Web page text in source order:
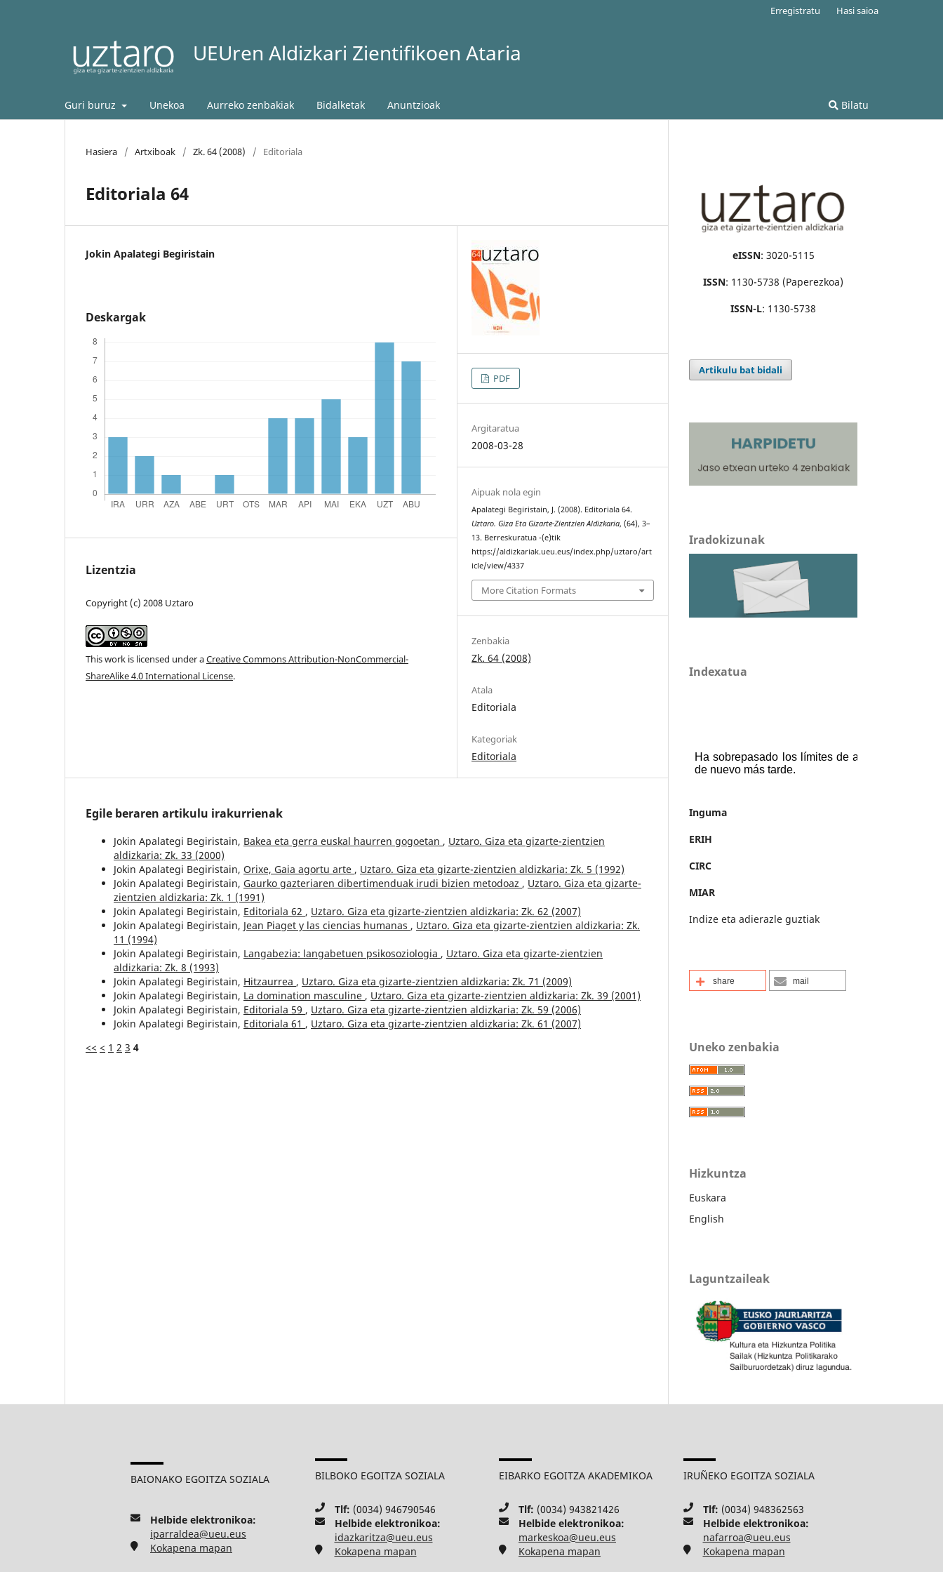
UEUren Aldizkari Zientifikoen Ataria
Guri buruz Unekoa Aurreko zenbakiak Bidalketak Anuntzioak Bilatu
Erregistratu Hasi saioa
Hasiera / Artxiboak / Zk. 64 (2008) / Editoriala
Editoriala 64
Jokin Apalategi Begiristain
Deskargak
Lizentzia
Copyright (c) 2008 Uztaro
This work is licensed under aCreative Commons Attribution-NonCommercial-
ShareAlike 4.0 International License.
PDF
Argitaratua
2008-03-28
Aipuak nola egin
Apalategi Begiristain, J. (2008). Editoriala 64.
Uztaro. Giza Eta Gizarte-Zientzien Aldizkaria, (64), 3–
13. Berreskuratua -(e)tik
https://aldizkariak.ueu.eus/index.php/uztaro/art
icle/view/4337
More Citation Formats
Zenbakia
Zk. 64 (2008)
Atala
Editoriala
Kategoriak
Editoriala
Egile beraren artikulu irakurrienak
Jokin Apalategi Begiristain, Bakea eta gerra euskal haurren gogoetan , Uztaro. Giza eta gizarte-zientzien
aldizkaria: Zk. 33 (2000)
Jokin Apalategi Begiristain, Orixe, Gaia agortu arte , Uztaro. Giza eta gizarte-zientzien aldizkaria: Zk. 5 (1992)
Jokin Apalategi Begiristain, Gaurko gazteriaren dibertimenduak irudi bizien metodoaz , Uztaro. Giza eta gizarte-
zientzien aldizkaria: Zk. 1 (1991)
Jokin Apalategi Begiristain, Editoriala 62 , Uztaro. Giza eta gizarte-zientzien aldizkaria: Zk. 62 (2007)
Jokin Apalategi Begiristain, Jean Piaget y las ciencias humanas , Uztaro. Giza eta gizarte-zientzien aldizkaria: Zk.
11 (1994)
Jokin Apalategi Begiristain, Langabezia: langabetuen psikosoziologia , Uztaro. Giza eta gizarte-zientzien
aldizkaria: Zk. 8 (1993)
Jokin Apalategi Begiristain, Hitzaurrea , Uztaro. Giza eta gizarte-zientzien aldizkaria: Zk. 71 (2009)
Jokin Apalategi Begiristain, La domination masculine , Uztaro. Giza eta gizarte-zientzien aldizkaria: Zk. 39 (2001)
Jokin Apalategi Begiristain, Editoriala 59 , Uztaro. Giza eta gizarte-zientzien aldizkaria: Zk. 59 (2006)
Jokin Apalategi Begiristain, Editoriala 61 , Uztaro. Giza eta gizarte-zientzien aldizkaria: Zk. 61 (2007)
<< < 1 2 3 4
eISSN: 3020-5115
ISSN: 1130-5738 (Paperezkoa)
ISSN-L: 1130-5738
Artikulu bat bidali
Iradokizunak
Indexatua
Inguma
ERIH
CIRC
MIAR
Indize eta adierazle guztiak
share mail
Uneko zenbakia
Hizkuntza
Euskara
English
Laguntzaileak
BAIONAKO EGOITZA SOZIALA
Helbide elektronikoa:
iparraldea@ueu.eus
Kokapena mapan
BILBOKO EGOITZA SOZIALA
Tlf: (0034) 946790546
Helbide elektronikoa:
idazkaritza@ueu.eus
Kokapena mapan
EIBARKO EGOITZA AKADEMIKOA
Tlf: (0034) 943821426
Helbide elektronikoa:
markeskoa@ueu.eus
Kokapena mapan
IRUÑEKO EGOITZA SOZIALA
Tlf: (0034) 948362563
Helbide elektronikoa:
nafarroa@ueu.eus
Kokapena mapan